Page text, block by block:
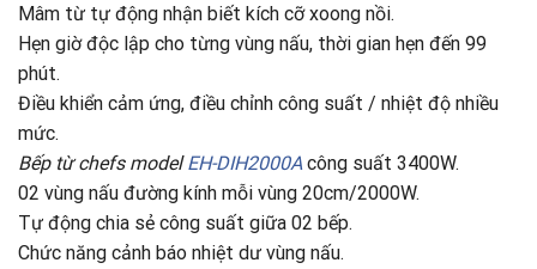
Mâm từ tự động nhận biết kích cỡ xoong nồi.
Hẹn giờ độc lập cho từng vùng nấu, thời gian hẹn đến 99
phút.
Điều khiển cảm ứng, điều chỉnh công suất / nhiệt độ nhiều
mức.
Bếp từ chefs modelEH-DIH2000Acông suất 3400W.
02 vùng nấu đường kính mỗi vùng 20cm/2000W.
Tự động chia sẻ công suất giữa 02 bếp.
Chức năng cảnh báo nhiệt dư vùng nấu.